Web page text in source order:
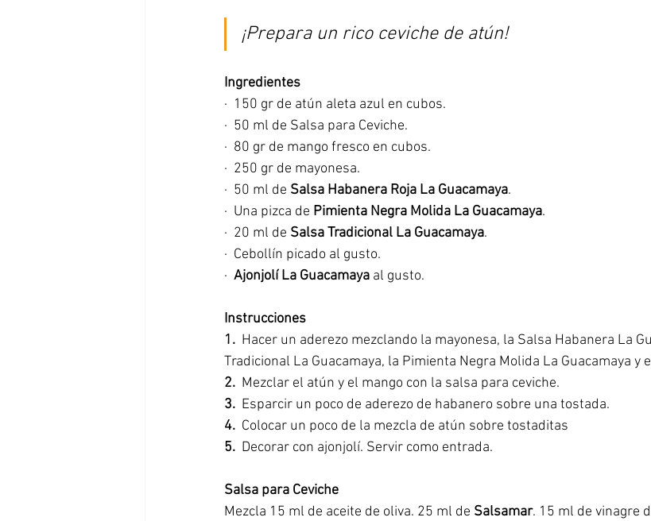
¡Prepara un rico ceviche de atún!
Ingredientes
·  150 gr de atún aleta azul en cubos.
·  50 ml de Salsa para Ceviche.
·  80 gr de mango fresco en cubos.
·  250 gr de mayonesa.
·  50 ml de Salsa Habanera Roja La Guacamaya.
·  Una pizca de Pimienta Negra Molida La Guacamaya.
·  20 ml de Salsa Tradicional La Guacamaya.
·  Cebollín picado al gusto.
· Ajonjolí La Guacamaya al gusto.
Instrucciones
1.
Hacer un aderezo mezclando la mayonesa, la Salsa Habanera La
Tradicional La Guacamaya, la Pimienta Negra Molida La Guacamaya y
2. Mezclar el atún y el mango con la salsa para ceviche.
3. Esparcir un poco de aderezo de habanero sobre una tostada.
4.
  Colocar un poco de la mezcla de atún sobre tostaditas
5. Decorar con ajonjolí. Servir como entrada.
Salsa para Ceviche
Mezcla 15 ml de aceite de oliva. 25 ml de Salsamar. 15 ml de vinagre